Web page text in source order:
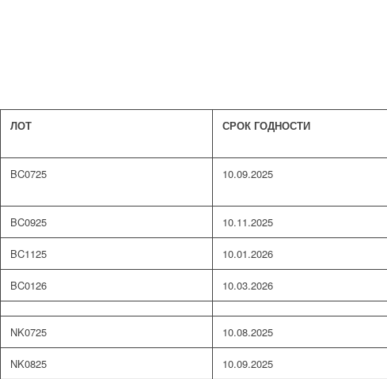
ЛОТ СРОК ГОДНОСТИ
BC0725 10.09.2025
BC0925 10.11.2025
BC1125 10.01.2026
BC0126 10.03.2026
NK0725 10.08.2025
NK0825 10.09.2025